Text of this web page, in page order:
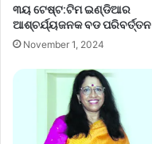
୩ୟ ଟେଷ୍ଟ:ଟିମ ଇଣ୍ଡିଆର
ଆଶ୍ଚର୍ଯ୍ୟଜନକ ବଡ ପରିବର୍ତ୍ତନ
November 1, 2024